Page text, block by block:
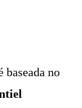
baseada no